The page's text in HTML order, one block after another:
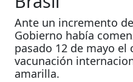
Ante un incremento
Gobierno había
pasado 12 de mayo el
vacunación
amarilla.